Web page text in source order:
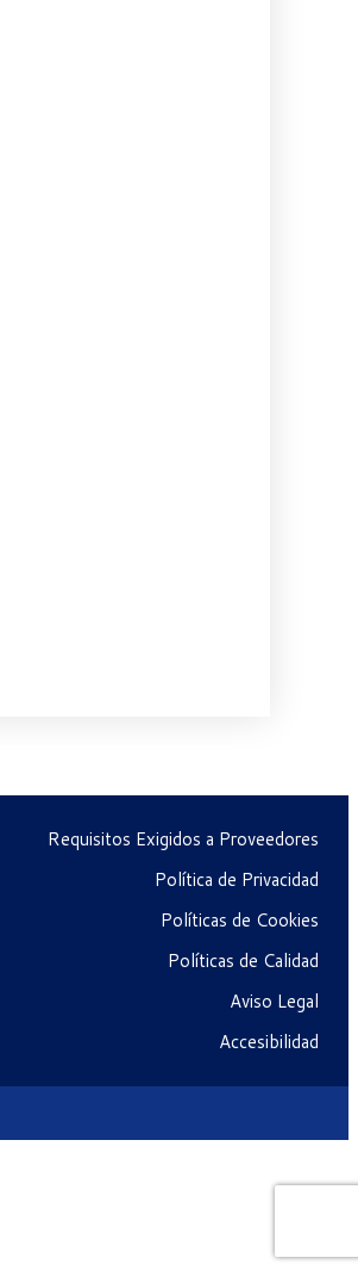
Requisitos Exigidos a Proveedores
Política de Privacidad
Políticas de Cookies
Políticas de Calidad
Aviso Legal
Accesibilidad